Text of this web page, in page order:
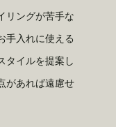
リングが苦手な
手入れに使える
タイルを提案し
があれば遠慮せ